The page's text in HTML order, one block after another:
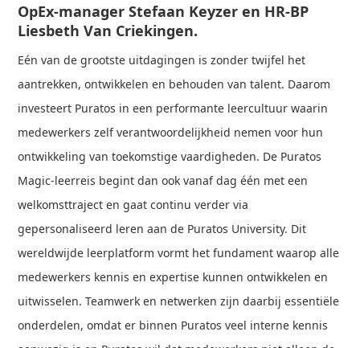
OpEx-manager Stefaan Keyzer en HR-BP
Liesbeth Van Criekingen.
Eén van de grootste uitdagingen is zonder twijfel het
aantrekken, ontwikkelen en behouden van talent. Daarom
investeert Puratos in een performante leercultuur waarin
medewerkers zelf verantwoordelijkheid nemen voor hun
ontwikkeling van toekomstige vaardigheden. De Puratos
Magic-leerreis begint dan ook vanaf dag één met een
welkomsttraject en gaat continu verder via
gepersonaliseerd leren aan de Puratos University. Dit
wereldwijde leerplatform vormt het fundament waarop alle
medewerkers kennis en expertise kunnen ontwikkelen en
uitwisselen. Teamwerk en netwerken zijn daarbij essentiële
onderdelen, omdat er binnen Puratos veel interne kennis